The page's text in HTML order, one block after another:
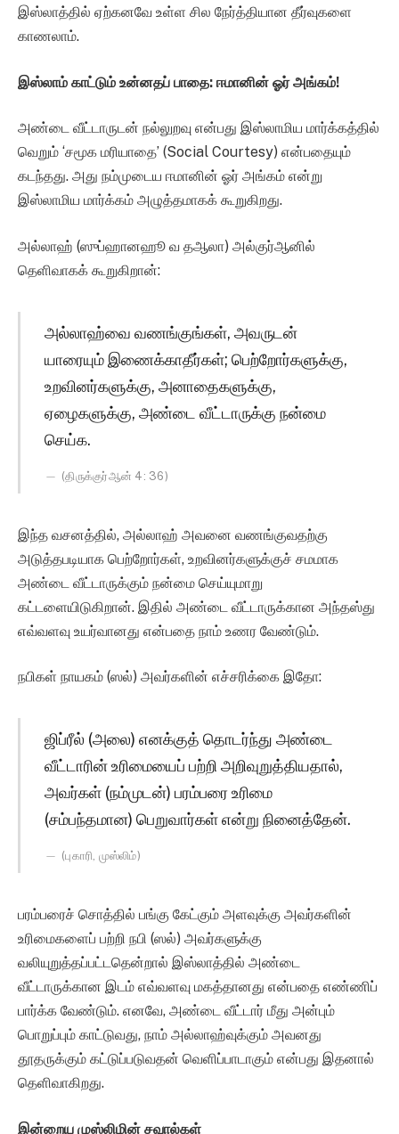
இஸ்லாத்தில் ஏற்கனவே உள்ள சில நேர்த்தியான தீர்வுகளை
காணலாம்.
இஸ்லாம் காட்டும் உன்னதப் பாதை: ஈமானின் ஓர் அங்கம்!
அண்டை வீட்டாருடன் நல்லுறவு என்பது இஸ்லாமிய மார்க்கத்தில்
வெறும் ‘சமூக மரியாதை’ (Social Courtesy) என்பதையும்
கடந்தது. அது நம்முடைய ஈமானின் ஓர் அங்கம் என்று
இஸ்லாமிய மார்க்கம் அழுத்தமாகக் கூறுகிறது.
அல்லாஹ் (ஸுப்ஹானஹூ வ தஆலா) அல்குர்ஆனில்
தெளிவாகக் கூறுகிறான்:
அல்லாஹ்வை வணங்குங்கள், அவருடன்
யாரையும் இணைக்காதீர்கள்; பெற்றோர்களுக்கு,
உறவினர்களுக்கு, அனாதைகளுக்கு,
ஏழைகளுக்கு, அண்டை வீட்டாருக்கு நன்மை
செய்க.
(திருக்குர்ஆன் 4: 36)
இந்த வசனத்தில், அல்லாஹ் அவனை வணங்குவதற்கு
அடுத்தபடியாக பெற்றோர்கள், உறவினர்களுக்குச் சமமாக
அண்டை வீட்டாருக்கும் நன்மை செய்யுமாறு
கட்டளையிடுகிறான். இதில் அண்டை வீட்டாருக்கான அந்தஸ்து
எவ்வளவு உயர்வானது என்பதை நாம் உணர வேண்டும்.
நபிகள் நாயகம் (ஸல்) அவர்களின் எச்சரிக்கை இதோ:
ஜிப்ரீல் (அலை) எனக்குத் தொடர்ந்து அண்டை
வீட்டாரின் உரிமையைப் பற்றி அறிவுறுத்தியதால்,
அவர்கள் (நம்முடன்) பரம்பரை உரிமை
(சம்பந்தமான) பெறுவார்கள் என்று நினைத்தேன்.
(புகாரி, முஸ்லிம்)
பரம்பரைச் சொத்தில் பங்கு கேட்கும் அளவுக்கு அவர்களின்
உரிமைகளைப் பற்றி நபி (ஸல்) அவர்களுக்கு
வலியுறுத்தப்பட்டதென்றால் இஸ்லாத்தில் அண்டை
வீட்டாருக்கான இடம் எவ்வளவு மகத்தானது என்பதை எண்ணிப்
பார்க்க வேண்டும். எனவே, அண்டை வீட்டார் மீது அன்பும்
பொறுப்பும் காட்டுவது, நாம் அல்லாஹ்வுக்கும் அவனது
தூதருக்கும் கட்டுப்படுவதன் வெளிப்பாடாகும் என்பது இதனால்
தெளிவாகிறது.
இன்றைய முஸ்லிமின் சவால்கள்